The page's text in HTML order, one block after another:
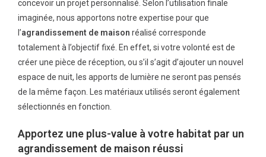
concevoir un projet personnalisé. Selon l’utilisation finale
imaginée, nous apportons notre expertise pour que
l’agrandissement de maison réalisé corresponde
totalement à l’objectif fixé. En effet, si votre volonté est de
créer une pièce de réception, ou s’il s’agit d’ajouter un nouvel
espace de nuit, les apports de lumière ne seront pas pensés
de la même façon. Les matériaux utilisés seront également
sélectionnés en fonction.
Apportez une plus-value à votre habitat par un
agrandissement de maison réussi